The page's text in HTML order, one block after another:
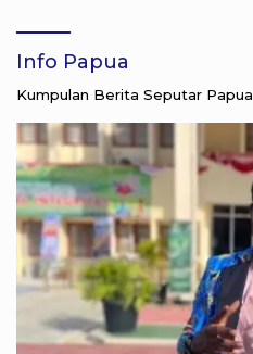
Info Papua
Kumpulan Berita Seputar Papua